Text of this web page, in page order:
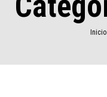
Inicio